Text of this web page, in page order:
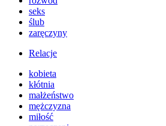
seks
ślub
zaręczyny
Relacje
kobieta
kłótnia
małżeństwo
mężczyzna
miłość